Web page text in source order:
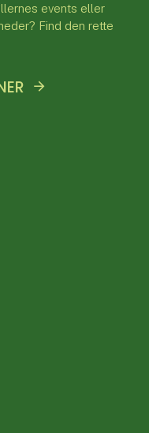
events eller
Find den rette